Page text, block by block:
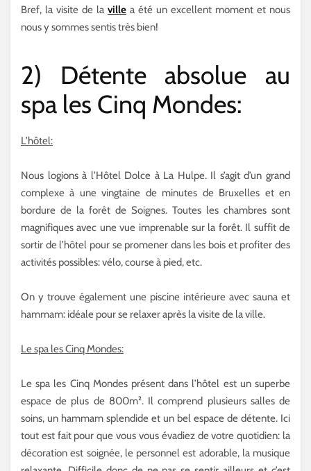
Bref, la visite de la ville a été un excellent moment et nous
nous y sommes sentis très bien!
2) Détente absolue au
spa les Cinq Mondes:
L’hôtel:
Nous logions à l’Hôtel Dolce à La Hulpe. Il s’agit d’un grand
complexe à une vingtaine de minutes de Bruxelles et en
bordure de la forêt de Soignes. Toutes les chambres sont
magnifiques avec une vue imprenable sur la forêt. Il suffit de
sortir de l’hôtel pour se promener dans les bois et profiter des
activités possibles: vélo, course à pied, etc.
On y trouve également une piscine intérieure avec sauna et
hammam: idéale pour se relaxer après la visite de la ville.
Le spa les Cinq Mondes:
Le spa les Cinq Mondes présent dans l’hôtel est un superbe
espace de plus de 800m². Il comprend plusieurs salles de
soins, un hammam splendide et un bel espace de détente. Ici
tout est fait pour que vous vous évadiez de votre quotidien: la
décoration est soignée, le personnel est adorable, la musique